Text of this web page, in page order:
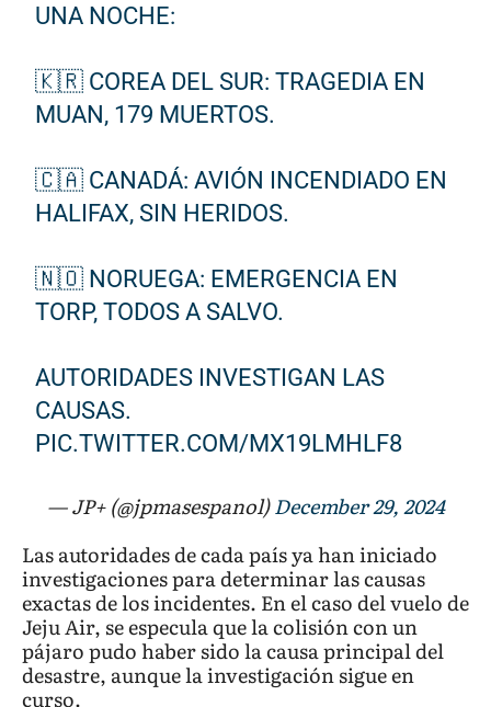
UNA NOCHE:
🇰🇷 COREA DEL SUR: TRAGEDIA EN
MUAN, 179 MUERTOS.
🇨🇦 CANADÁ: AVIÓN INCENDIADO EN
HALIFAX, SIN HERIDOS.
🇳🇴 NORUEGA: EMERGENCIA EN
TORP, TODOS A SALVO.
AUTORIDADES INVESTIGAN LAS
CAUSAS.
PIC.TWITTER.COM/MX19LMHLF8
— JP+ (@jpmasespanol)December 29, 2024
Las autoridades de cada país ya han iniciado
investigaciones para determinar las causas
exactas de los incidentes. En el caso del vuelo de
Jeju Air, se especula que la colisión con un
pájaro pudo haber sido la causa principal del
desastre, aunque la investigación sigue en
curso.